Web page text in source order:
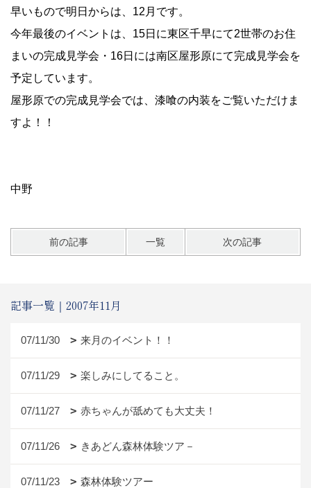
早いもので明日からは、12月です。
今年最後のイベントは、15日に東区千早にて2世帯のお住
まいの完成見学会・16日には南区屋形原にて完成見学会を
予定しています。
屋形原での完成見学会では、漆喰の内装をご覧いただけま
すよ！！
中野
前の記事 一覧 次の記事
記事一覧｜2007年11月
07/11/30 来月のイベント！！
07/11/29 楽しみにしてること。
07/11/27 赤ちゃんが舐めても大丈夫！
07/11/26 きあどん森林体験ツア－
07/11/23 森林体験ツアー